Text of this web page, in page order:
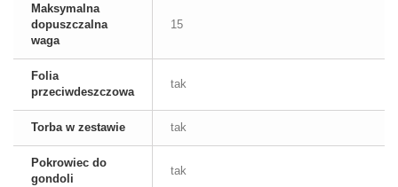
Maksymalna
dopuszczalna
waga
15
Folia
przeciwdeszczowa
tak
Torba w zestawie tak
Pokrowiec do
gondoli
tak